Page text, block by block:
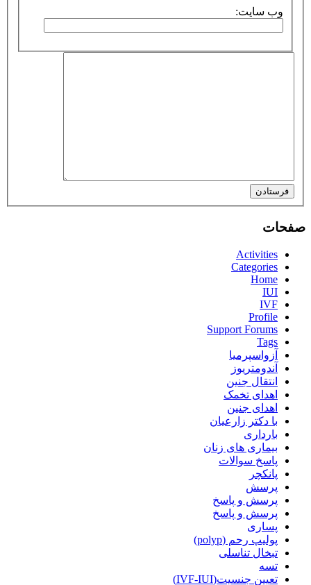
وب سایت:
فرستادن
صفحات
Activities
Categories
Home
IUI
IVF
Profile
Support Forums
Tags
آزواسپرمیا
آندومتریوز
انتقال جنین
اهدای تخمک
اهدای جنین
با دکتر زارعیان
بارداری
بیماری های زنان
پاسخ سوالات
پانکچر
پرسش
پرسش و پاسخ
پرسش و پاسخ
پساری
پولیپ رحم (polyp)
تبخال تناسلی
تسه
تعیین جنسیت(IVF-IUI)